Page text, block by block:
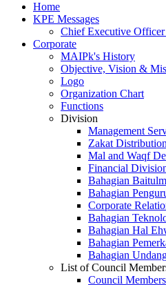
Home
KPE Messages
Chief Executive Officer
Corporate
MAIPk's History
Objective, Vision &
Logo
Organization Chart
Functions
Division
Management
Zakat
Mal and Waqf
Financial
Bahagian
Bahagian
Corporate
Bahagian
Bahagian Hal
Bahagian
Bahagian
List of Council
Council Members